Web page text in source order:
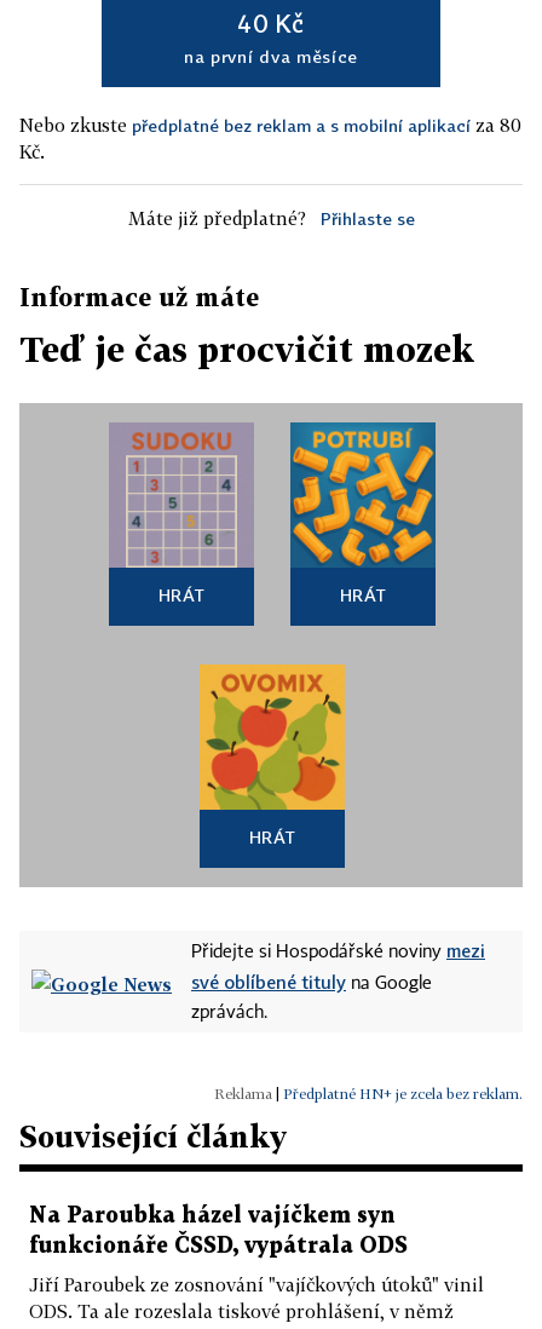
40 Kč
na první dva měsíce
Nebo zkuste předplatné bez reklam a s mobilní aplikací za 80
Kč.
Máte již předplatné? Přihlaste se
Informace už máte
Teď je čas procvičit mozek
HRÁT HRÁT
HRÁT
Přidejte si Hospodářské noviny mezi
své oblíbené tituly na Google
zprávách.
Předplatné HN+ je zcela bez reklam.
Související články
Na Paroubka házel vajíčkem syn
funkcionáře ČSSD, vypátrala ODS
Jiří Paroubek ze zosnování "vajíčkových útoků" vinil
ODS. Ta ale rozeslala tiskové prohlášení, v němž